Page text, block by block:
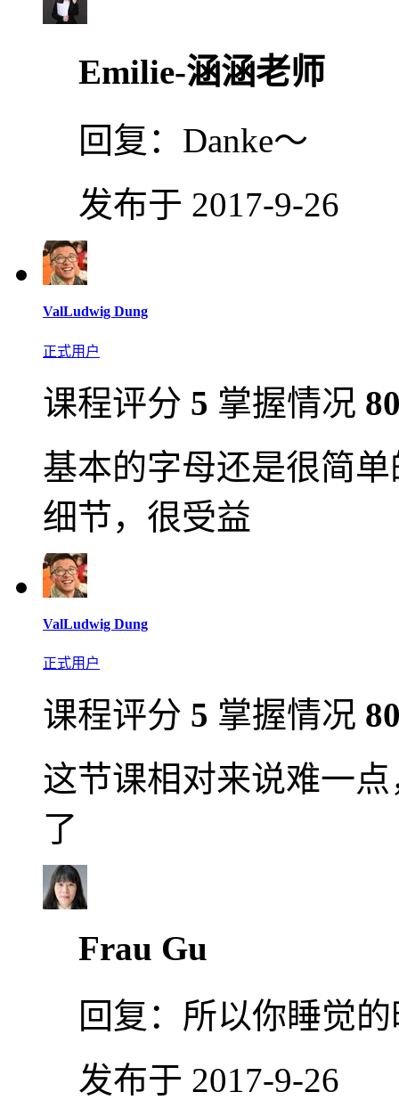
Emilie-涵涵老师
回复： Danke～
发布于 2017-9-26
ValLudwig Dung
正式用户
课程评分 5 掌握情况
基本的字母还是很简
细节，很受益
ValLudwig Dung
正式用户
课程评分 5 掌握情况
这节课相对来说难一
了
Frau Gu
回复： 所以你睡觉
发布于 2017-9-26